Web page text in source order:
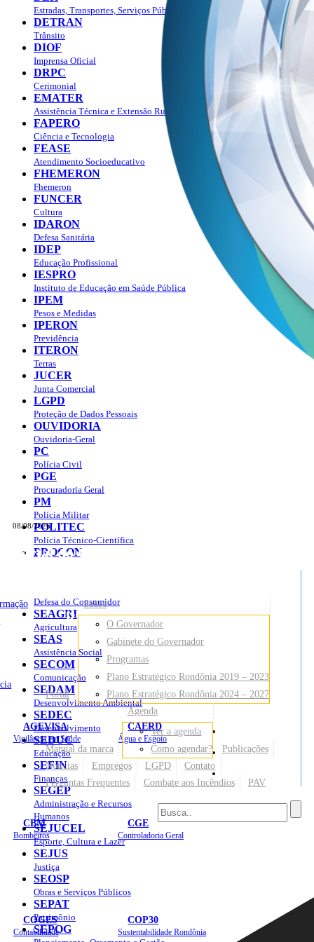
08/08/2026
Portal do Governo do
Rondônia
AGEVISA
Vigilância em Saúde
CAERD
Água e Esgoto
CBM
Bombeiros
CGE
Controladoria Geral
COGES
Contabilidade
COP30
Sustentabilidade Rondônia
Sites
Portal
Sobre
O Governador
Gabinete do Governador
Programas
Plano Estratégico Rondônia 2019 – 2023
Plano Estratégico Rondônia 2024 – 2027
Manual da marca
Agenda
Ver a agenda
Como agendar?
Publicações
Notícias
Empregos LGPD
Contato
Perguntas Frequentes
Combate aos Incêndios PAV
Estradas, Transportes, Serviços Públicos
DETRAN
Trânsito
DIOF
Imprensa Oficial
DRPC
Cerimonial
EMATER
Assistência Técnica e Extensão Rural
FAPERO
Ciência e Tecnologia
FEASE
Atendimento Socioeducativo
FHEMERON
Fhemeron
FUNCER
Cultura
IDARON
Defesa Sanitária
IDEP
Educação Profissional
IESPRO
Instituto de Educação em Saúde Pública
IPEM
Pesos e Medidas
IPERON
Previdência
ITERON
Terras
JUCER
Junta Comercial
LGPD
Proteção de Dados Pessoais
OUVIDORIA
Ouvidoria-Geral
PC
Polícia Civil
PGE
Procuradoria Geral
PM
Polícia Militar
POLITEC
Polícia Técnico-Científica
PROCON
Defesa do Consumidor
SEAGRI
Agricultura
SEAS
Assistência Social
SECOM
Comunicação
SEDAM
Desenvolvimento Ambiental
SEDEC
Desenvolvimento
SEDUC
Educação
SEFIN
Finanças
SEGEP
Administração e Recursos
Humanos
SEJUCEL
Esporte, Cultura e Lazer
SEJUS
Justiça
SEOSP
Obras e Serviços Públicos
SEPAT
Patrimônio
SEPOG